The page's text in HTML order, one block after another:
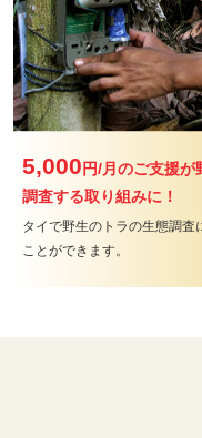
5,000 円/月のご支援が
調査する取り組みに！
タイで野生のトラの生態調
ことができます。